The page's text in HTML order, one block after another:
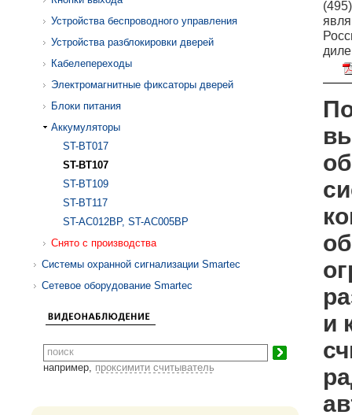
Устройства беспроводного управления
Устройства разблокировки дверей
Кабелепереходы
Электромагнитные фиксаторы дверей
Блоки питания
Аккумуляторы
ST-BT017
ST-BT107
ST-BT109
ST-BT117
ST-AC012BP, ST-AC005BP
Снято с производства
Системы охранной сигнализации Smartec
Сетевое оборудование Smartec
например, проксимити считыватель
и